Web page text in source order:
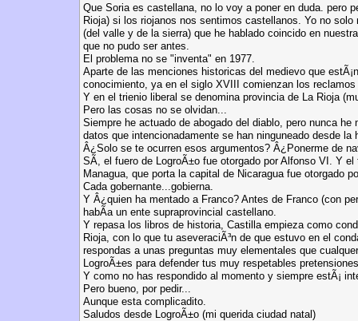
Que Soria es castellana, no lo voy a poner en duda. pero
Rioja) si los riojanos nos sentimos castellanos. Yo no
(del valle y de la sierra) que he hablado coincido en
que no pudo ser antes.
El problema no se "inventa" en 1977.
Aparte de las menciones historicas del medievo que
conocimiento, ya en el siglo XVIII comienzan los
Y en el trienio liberal se denomina provincia de La Rioja
Pero las cosas no se olvidan...
Siempre he actuado de abogado del diablo, pero nunca
datos que intencionadamente se han ninguneado desde
Â¿Solo se te ocurren esos argumentos? Â¿Ponerme de
SÃ­, el fuero de LogroÃ±o fue otorgado por Alfonso VI. Y
Managua, que porta la capital de Nicaragua fue otorgado
Cada gobernante...gobierna.
Y Â¿quien ha mentado a Franco? Antes de Franco (con
habÃ­a un ente supraprovincial castellano.
Y repasa los libros de historia, Castilla empieza como
Rioja, con lo que tu aseveraciÃ³n de que estuvo en el
respondas a unas preguntas muy elementales que
LogroÃ±es para defender tus muy respetables
Y como no has respondido al momento y siempre estÃ¡
Pero bueno, por pedir...
Aunque esta complicadito.
Saludos desde LogroÃ±o (mi querida ciudad natal)